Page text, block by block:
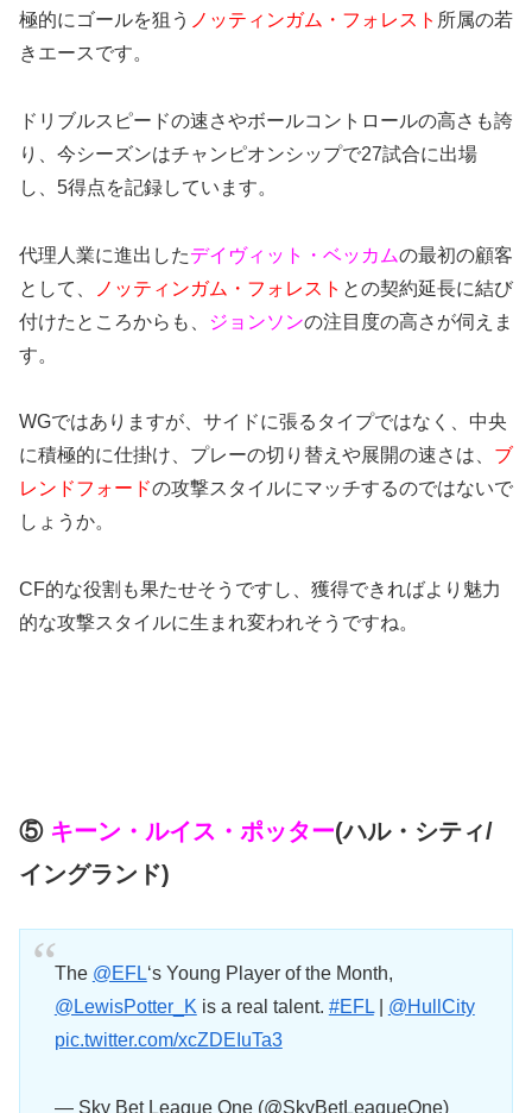
極的にゴールを狙う ノッティンガム・フォレスト 所属の若
きエースです。
ドリブルスピードの速さやボールコントロールの高さも誇
り、今シーズンはチャンピオンシップで27試合に出場
し、5得点を記録しています。
代理人業に進出したデイヴィット・ベッカムの最初の顧客
として、
ノッティンガム・フォレスト との契約延長に結び
付けたところからも、
ジョンソンの注目度の高さが伺えま
す。
WGではありますが、サイドに張るタイプではなく、中央
に積極的に仕掛け、プレーの切り替えや展開の速さは、 ブ
レンドフォードの攻撃スタイルにマッチするのではないで
しょうか。
CF的な役割も果たせそうですし、獲得できればより魅力
的な攻撃スタイルに生まれ変われそうですね。
⑤ キーン・ルイス・ポッター(ハル・シティ/
イングランド)
The @EFL‘s Young Player of the Month,
@LewisPotter_K is a real talent. #EFL| @HullCity
pic.twitter.com/xcZDEIuTa3
— Sky Bet League One (@SkyBetLeagueOne)